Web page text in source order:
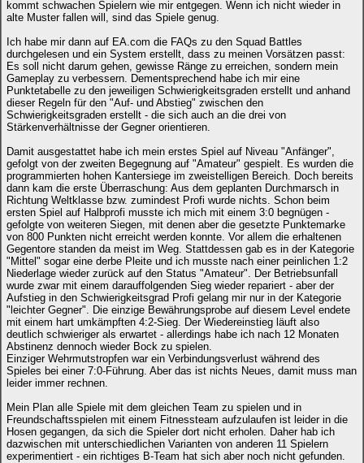
kommt schwachen Spielern wie mir entgegen. Wenn ich nicht wieder in
alte Muster fallen will, sind das Spiele genug.
Ich habe mir dann auf EA.com die FAQs zu den Squad Battles
durchgelesen und ein System erstellt, dass zu meinen Vorsätzen passt:
Es soll nicht darum gehen, gewisse Ränge zu erreichen, sondern mein
Gameplay zu verbessern. Dementsprechend habe ich mir eine
Punktetabelle zu den jeweiligen Schwierigkeitsgraden erstellt und anhand
dieser Regeln für den "Auf- und Abstieg" zwischen den
Schwierigkeitsgraden erstellt - die sich auch an die drei von
Stärkenverhältnisse der Gegner orientieren.
Damit ausgestattet habe ich mein erstes Spiel auf Niveau "Anfänger",
gefolgt von der zweiten Begegnung auf "Amateur" gespielt. Es wurden die
programmierten hohen Kantersiege im zweistelligen Bereich. Doch bereits
dann kam die erste Überraschung: Aus dem geplanten Durchmarsch in
Richtung Weltklasse bzw. zumindest Profi wurde nichts. Schon beim
ersten Spiel auf Halbprofi musste ich mich mit einem 3:0 begnügen -
gefolgte von weiteren Siegen, mit denen aber die gesetzte Punktemarke
von 800 Punkten nicht erreicht werden konnte. Vor allem die erhaltenen
Gegentore standen da meist im Weg. Stattdessen gab es in der Kategorie
"Mittel" sogar eine derbe Pleite und ich musste nach einer peinlichen 1:2
Niederlage wieder zurück auf den Status "Amateur". Der Betriebsunfall
wurde zwar mit einem darauffolgenden Sieg wieder repariert - aber der
Aufstieg in den Schwierigkeitsgrad Profi gelang mir nur in der Kategorie
"leichter Gegner". Die einzige Bewährungsprobe auf diesem Level endete
mit einem hart umkämpften 4:2-Sieg. Der Wiedereinstieg läuft also
deutlich schwieriger als erwartet - allerdings habe ich nach 12 Monaten
Abstinenz dennoch wieder Bock zu spielen.
Einziger Wehrmutstropfen war ein Verbindungsverlust während des
Spieles bei einer 7:0-Führung. Aber das ist nichts Neues, damit muss man
leider immer rechnen.
Mein Plan alle Spiele mit dem gleichen Team zu spielen und in
Freundschaftsspielen mit einem Fitnessteam aufzulaufen ist leider in die
Hosen gegangen, da sich die Spieler dort nicht erholen. Daher hab ich
dazwischen mit unterschiedlichen Varianten von anderen 11 Spielern
experimentiert - ein richtiges B-Team hat sich aber noch nicht gefunden.